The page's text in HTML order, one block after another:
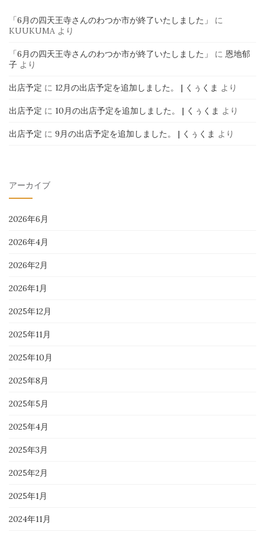
「6月の四天王寺さんのわつか市が終了いたしました」
に
KUUKUMA より
「6月の四天王寺さんのわつか市が終了いたしました」 に 恩地郁
子 より
出店予定 に 12月の出店予定を追加しました。 | くぅくま より
出店予定 に 10月の出店予定を追加しました。 | くぅくま より
出店予定 に 9月の出店予定を追加しました。 | くぅくま より
アーカイブ
2026年6月
2026年4月
2026年2月
2026年1月
2025年12月
2025年11月
2025年10月
2025年8月
2025年5月
2025年4月
2025年3月
2025年2月
2025年1月
2024年11月